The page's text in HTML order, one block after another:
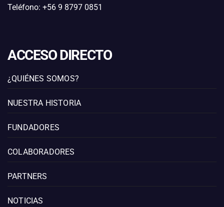
Teléfono: +56 9 8797 0851
ACCESO DIRECTO
¿QUIÉNES SOMOS?
NUESTRA HISTORIA
FUNDADORES
COLABORADORES
PARTNERS
NOTICIAS